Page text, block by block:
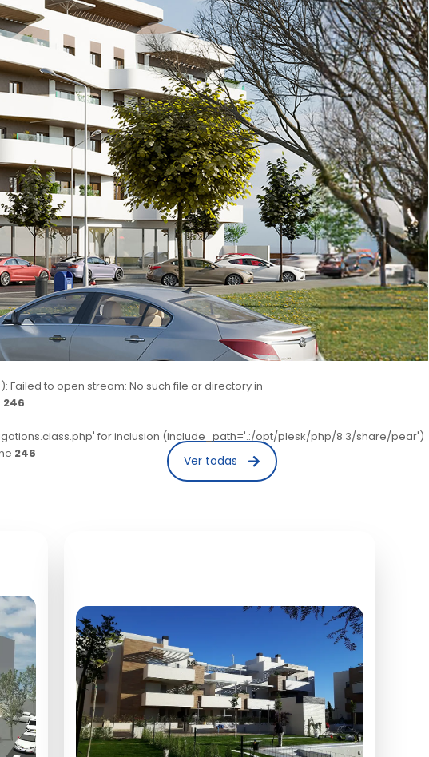
to open stream: No such file or directory in
246
for inclusion (include_path='.:/opt/plesk/php/8.3/share/pear')
246 Ver todas